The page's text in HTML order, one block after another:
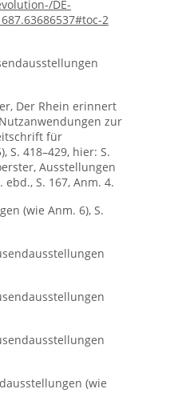
DE-
2
Der Rhein erinnert
zur
für
S. 418–429, hier: S.
Ausstellungen
ebd., S. 167, Anm. 4.
(wie Anm. 6), S.
(wie